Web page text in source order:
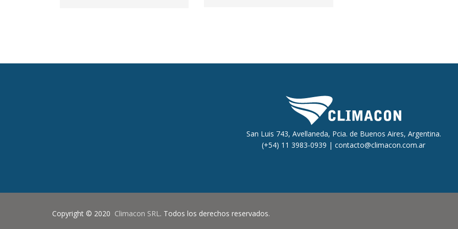
San Luis 743, Avellaneda, Pcia. de Buenos Aires, Argentina.
(+54) 11 3983-0939 | contacto@climacon.com.ar
Copyright © 2020 Climacon SRL. Todos los derechos reservados.